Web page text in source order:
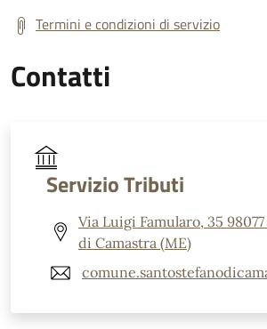
Termini e condizioni di servizio
Contatti
Servizio Tributi
Via Luigi Famularo, 35
di Camastra (ME)